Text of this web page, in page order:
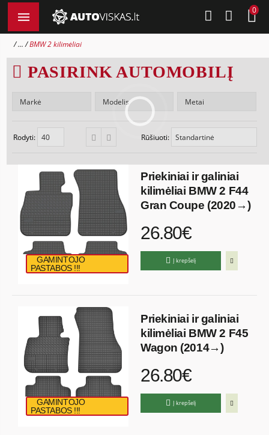
0
... BMW 2 kilimėliai
PASIRINK AUTOMOBILĮ
Rūšiuoti:
Rodyti:
GAMINTOJO
PASTABOS !!!
Priekiniai ir galiniai
kilimėliai BMW 2 F44
Gran Coupe (2020→)
26.80€
Į krepšelį
GAMINTOJO
PASTABOS !!!
Priekiniai ir galiniai
kilimėliai BMW 2 F45
Wagon (2014→)
26.80€
Į krepšelį